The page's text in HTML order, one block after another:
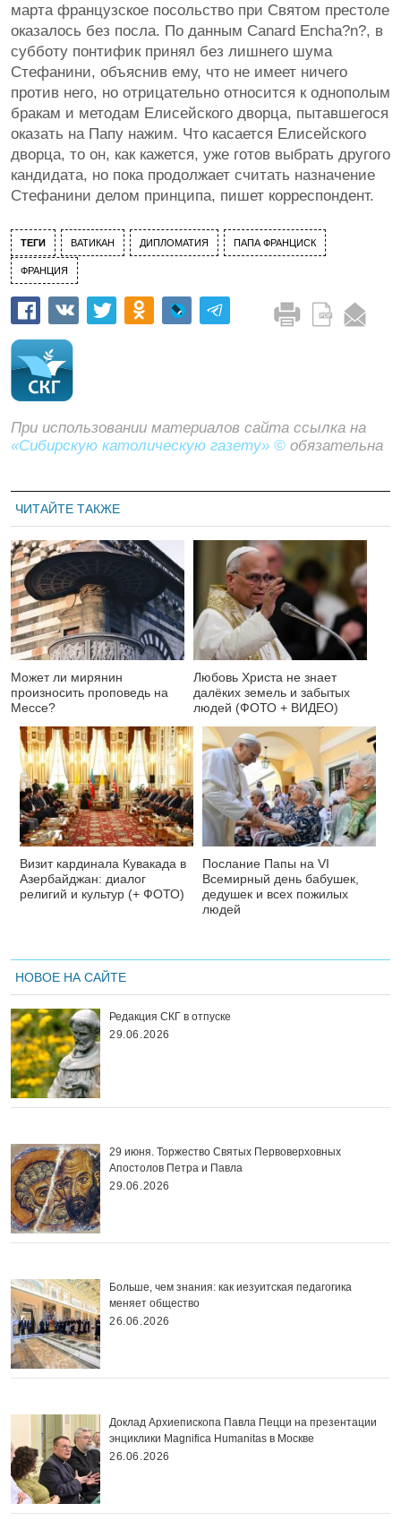
марта французское посольство при Святом престоле
оказалось без посла. По данным Canard Encha?n?, в
субботу понтифик принял без лишнего шума
Стефанини, объяснив ему, что не имеет ничего
против него, но отрицательно относится к однополым
бракам и методам Елисейского дворца, пытавшегося
оказать на Папу нажим. Что касается Елисейского
дворца, то он, как кажется, уже готов выбрать другого
кандидата, но пока продолжает считать назначение
Стефанини делом принципа, пишет корреспондент.
ТЕГИ ВАТИКАН ДИПЛОМАТИЯ ПАПА ФРАНЦИСК
ФРАНЦИЯ
При использовании материалов сайта ссылка на
«Сибирскую католическую газету» © обязательна
ЧИТАЙТЕ ТАКЖЕ
Может ли мирянин
произносить проповедь на
Мессе?
Любовь Христа не знает
далёких земель и забытых
людей (ФОТО + ВИДЕО)
Визит кардинала Кувакада в
Азербайджан: диалог
религий и культур (+ ФОТО)
Послание Папы на VI
Всемирный день бабушек,
дедушек и всех пожилых
людей
НОВОЕ НА САЙТЕ
Редакция СКГ в отпуске
29.06.2026
29 июня. Торжество Святых Первоверховных
Апостолов Петра и Павла
29.06.2026
Больше, чем знания: как иезуитская педагогика
меняет общество
26.06.2026
Доклад Архиепископа Павла Пецци на презентации
энциклики Magnifica Нumanitas в Москве
26.06.2026